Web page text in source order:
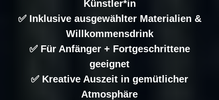
Künstler*in
✅ Inklusive ausgewählter Materialien &
Willkommensdrink
✅ Für Anfänger + Fortgeschrittene
geeignet
✅ Kreative Auszeit in gemütlicher
Atmosphäre